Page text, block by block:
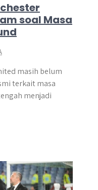
soal Masa
masih belum
terkait masa
menjadi